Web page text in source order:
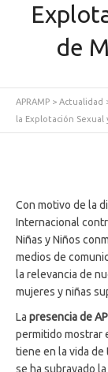
de
APRAMP > Actualidad
la Explotación Sexual
Con motivo de la
Internacional
Niñas y Niños
medios de
la relevancia de
mujeres y niñas
La presencia de
permitido mostrar
tiene en la vida de
se ha subrayado